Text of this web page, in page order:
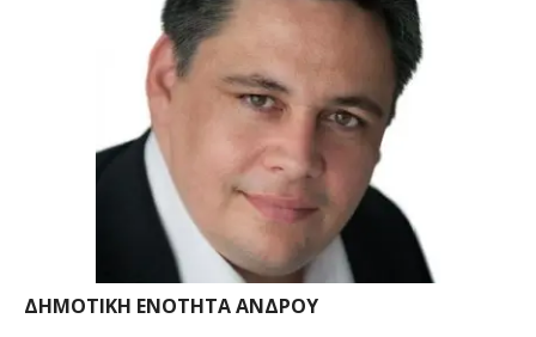
ΔΗΜΟΤΙΚΗ ΕΝΟΤΗΤΑ ΑΝΔΡΟΥ